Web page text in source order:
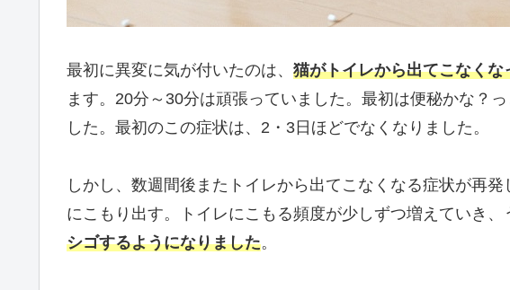
最初に異変に気が付いたのは、 猫がトイレから出てこなくな
ます。20分～30分は頑張っていました。最初は便秘かな？
した。最初のこの症状は、2・3日ほどでなくなりました。
しかし、数週間後またトイレから出てこなくなる症状が再
にこもり出す。トイレにこもる頻度が少しずつ増えていき、
シゴするようになりました。